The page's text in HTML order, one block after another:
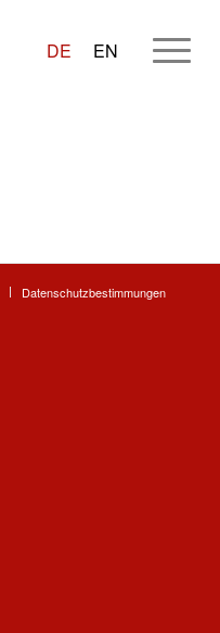
DE EN
Datenschutzbestimmungen